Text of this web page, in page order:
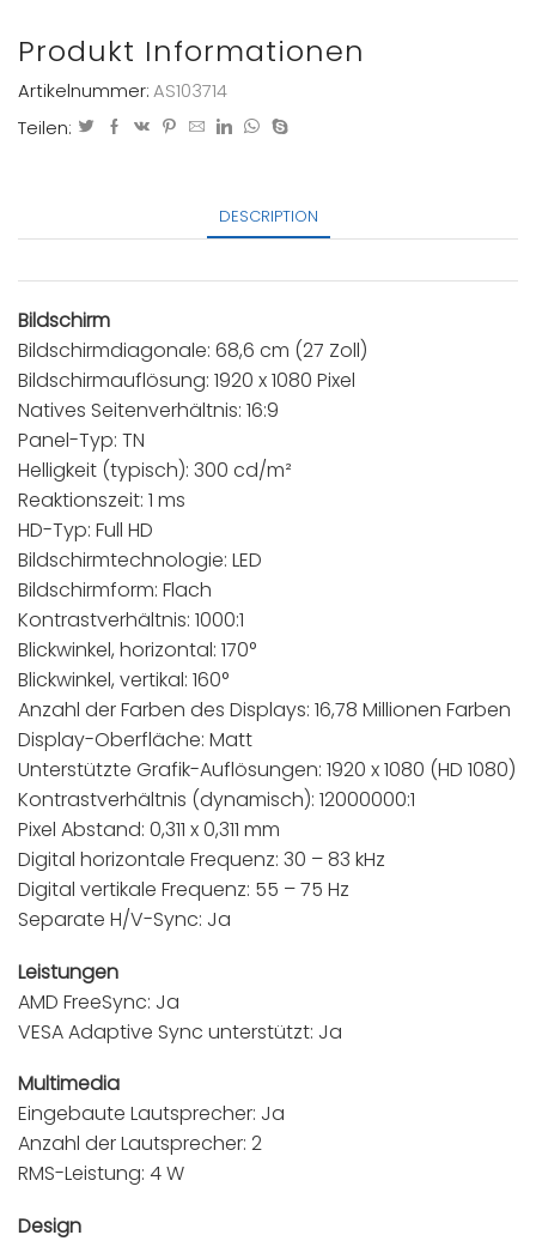
Produkt Informationen
Artikelnummer:AS103714
Teilen:
DESCRIPTION
Bildschirm
Bildschirmdiagonale: 68,6 cm (27 Zoll)
Bildschirmauflösung: 1920 x 1080 Pixel
Natives Seitenverhältnis: 16:9
Panel-Typ: TN
Helligkeit (typisch): 300 cd/m²
Reaktionszeit: 1 ms
HD-Typ: Full HD
Bildschirmtechnologie: LED
Bildschirmform: Flach
Kontrastverhältnis: 1000:1
Blickwinkel, horizontal: 170°
Blickwinkel, vertikal: 160°
Anzahl der Farben des Displays: 16,78 Millionen Farben
Display-Oberfläche: Matt
Unterstützte Grafik-Auflösungen: 1920 x 1080 (HD 1080)
Kontrastverhältnis (dynamisch): 12000000:1
Pixel Abstand: 0,311 x 0,311 mm
Digital horizontale Frequenz: 30 – 83 kHz
Digital vertikale Frequenz: 55 – 75 Hz
Separate H/V-Sync: Ja
Leistungen
AMD FreeSync: Ja
VESA Adaptive Sync unterstützt: Ja
Multimedia
Eingebaute Lautsprecher: Ja
Anzahl der Lautsprecher: 2
RMS-Leistung: 4 W
Design